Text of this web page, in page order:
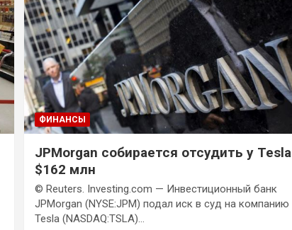
ФИНАНСЫ
JPMorgan собирается отсудить у Tesla
$162 млн
© Reuters. Investing.com — Инвестиционный банк
JPMorgan (NYSE:JPM) подал иск в суд на компанию
Tesla (NASDAQ:TSLA)…